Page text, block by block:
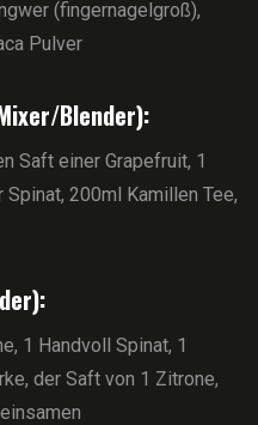
(fingernagelgroß),
Pulver
Blender):
Saft einer Grapefruit, 1
200ml Kamillen Tee,
1 Handvoll Spinat, 1
der Saft von 1 Zitrone,